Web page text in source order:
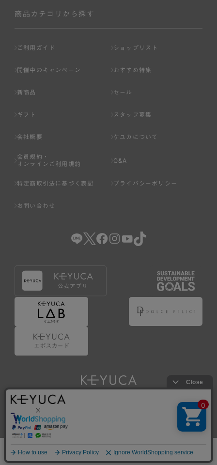
商品カテゴリから探す
ご利用ガイド ショップリスト
開催中のキャンペーン おすすめ特集
新商品 セール
ギフト スタッフ募集
会社概要 ケユカについて
会員規約・
オンラインご利用規約
Q&A
特定商取引法に基づく表記 プライバシーポリシー
お問い合わせ
Copyright © KAWAJUN Co., Ltd. All Rights Reserved.